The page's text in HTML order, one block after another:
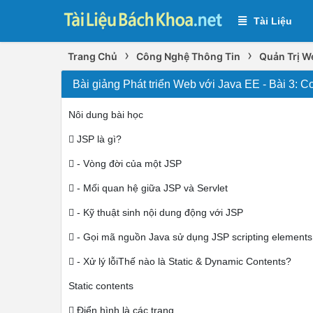
Tài Liệu
Trang Chủ › Công Nghệ Thông Tin › Quản Trị
Bài giảng Phát triển Web với Java EE - Bài 3:
Nôi dung bài học
 JSP là gì?
 - Vòng đời của một JSP
 - Mối quan hệ giữa JSP và Servlet
 - Kỹ thuật sinh nội dung động với JSP
 - Gọi mã nguồn Java sử dụng JSP scripting elements
 - Xử lý lỗiThế nào là Static & Dynamic Contents?
Static contents
 Điển hình là các trang